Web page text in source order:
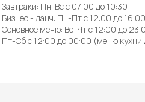
Завтраки: Пн-Вс с 07:00 до 10:30
Бизнес - ланч: Пн-Пт с 12:00 до 16:00
Основное меню: Вс-Чт с 12:00 до
Пт-Сб с 12:00 до 00:00 (меню кухни